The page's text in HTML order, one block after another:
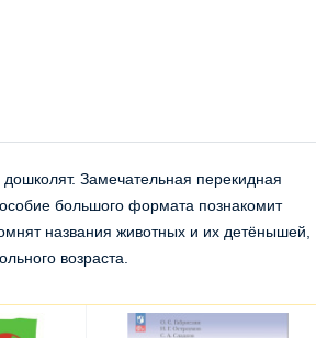
Замечательная перекидная
большого формата познакомит
названия животных и их детёнышей,
возраста.